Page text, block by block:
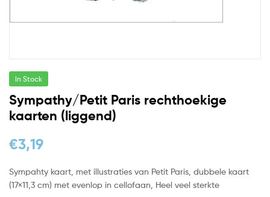
In Stock
Sympathy/Petit Paris rechthoekige
kaarten (liggend)
€3,19
Sympahty kaart, met illustraties van Petit Paris, dubbele kaart
(17×11,3 cm) met evenlop in cellofaan, Heel veel sterkte